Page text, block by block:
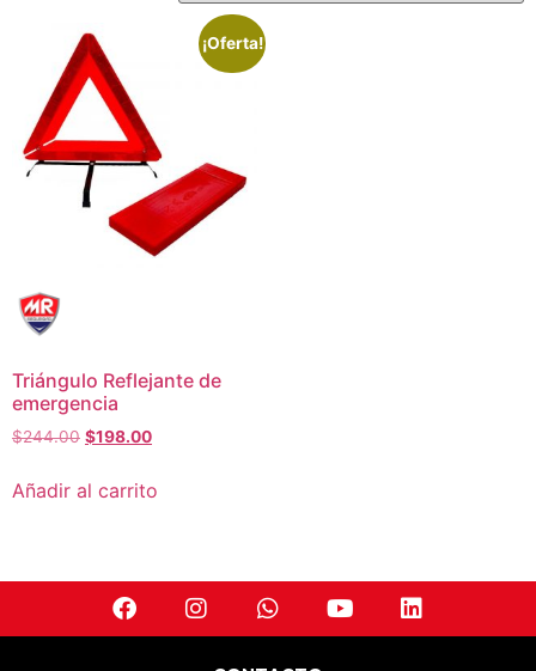
¡Oferta!
Triángulo Reflejante de
emergencia
$244.00 $198.00
Añadir al carrito